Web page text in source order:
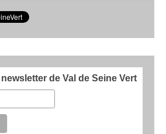
de Val de Seine Vert